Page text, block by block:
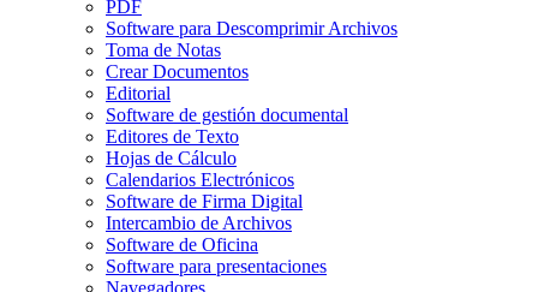
PDF
Software para Descomprimir Archivos
Toma de Notas
Crear Documentos
Editorial
Software de gestión documental
Editores de Texto
Hojas de Cálculo
Calendarios Electrónicos
Software de Firma Digital
Intercambio de Archivos
Software de Oficina
Software para presentaciones